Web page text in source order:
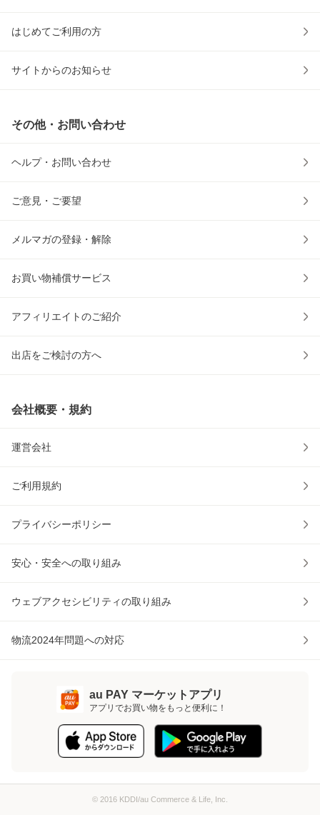
はじめてご利用の方
サイトからのお知らせ
その他・お問い合わせ
ヘルプ・お問い合わせ
ご意見・ご要望
メルマガの登録・解除
お買い物補償サービス
アフィリエイトのご紹介
出店をご検討の方へ
会社概要・規約
運営会社
ご利用規約
プライバシーポリシー
安心・安全への取り組み
ウェブアクセシビリティの取り組み
物流2024年問題への対応
au PAY マーケットアプリ
アプリでお買い物をもっと便利に！
© 2016 KDDI/au Commerce & Life, Inc.